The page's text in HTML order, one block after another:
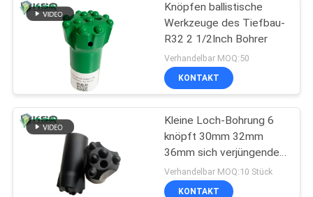
Knöpfen ballistische
Werkzeuge des Tiefbau-
R32 2 1/2Inch Bohrer
Verhandelbar MOQ:50
KONTAKT
Kleine Loch-Bohrung 6
knöpft 30mm 32mm
36mm sich verjüngenden
Knopf-Bohrer
Verhandelbar MOQ:10 Stück
KONTAKT